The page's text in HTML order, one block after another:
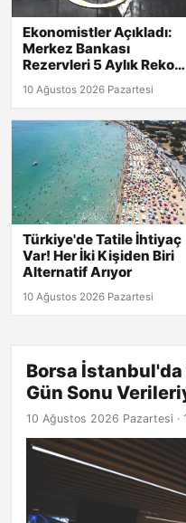
Ekonomistler Açıkladı:
Merkez Bankası
Rezervleri 5 Aylık Rekor
10 Ağustos 2026 Pazartesi
Türkiye'de Tatile İhtiyaç
Var! Her İki Kişiden Biri
Alternatif Arıyor
10 Ağustos 2026 Pazartesi
Borsa
Gün Sonu
10 Ağustos 2026 Pazartesi ·